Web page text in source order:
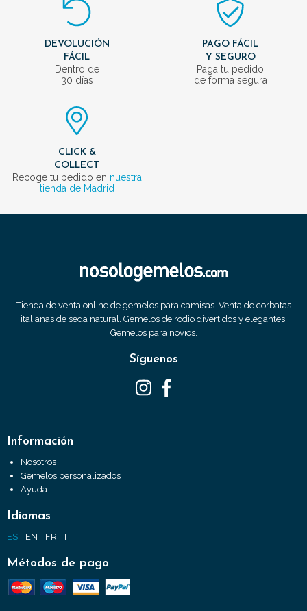
DEVOLUCIÓN
FÁCIL
Dentro de
30 días
PAGO FÁCIL
Y SEGURO
Paga tu pedido
de forma segura
CLICK &
COLLECT
Recoge tu pedido en nuestra
tienda de Madrid
Tienda de venta online de gemelos para camisas. Venta de corbatas
italianas de seda natural. Gemelos de rodio divertidos y elegantes.
Gemelos para novios.
Síguenos
Información
Nosotros
Gemelos personalizados
Ayuda
Idiomas
ES EN FR IT
Métodos de pago